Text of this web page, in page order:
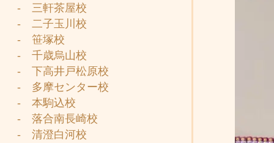
- 三軒茶屋校
- 二子玉川校
- 笹塚校
- 千歳烏山校
- 下高井戸松原校
- 多摩センター校
- 本駒込校
- 落合南長崎校
- 清澄白河校